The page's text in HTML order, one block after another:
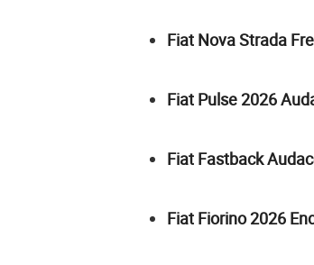
Fiat Nova Strada
Fiat Pulse 2026
Fiat Fastback
Fiat Fiorino 2026